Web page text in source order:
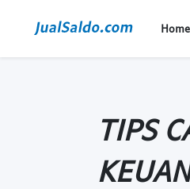
Home
TIPS